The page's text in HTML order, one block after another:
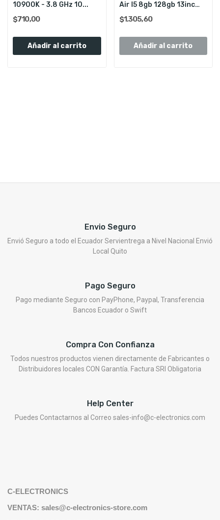
10900K - 3.8 GHz 10...
$710,00
Añadir al carrito
Air I5 8gb 128gb 13inc
$1.305,60
Añadir al carrito
Envio Seguro
Envió Seguro a todo el Ecuador Servientrega a Nivel Nacional Envió
Local Quito
Pago Seguro
Pago mediante Seguro con PayPhone, Paypal, Transferencia
Bancos Ecuador o Swift
Compra Con Confianza
Todos nuestros productos vienen directamente de Fabricantes o
Distribuidores locales CON Garantía. Factura SRI Obligatoria
Help Center
Puedes Contactarnos al Correo sales-info@c-electronics.com
C-ELECTRONICS
VENTAS: sales@c-electronics-store.com